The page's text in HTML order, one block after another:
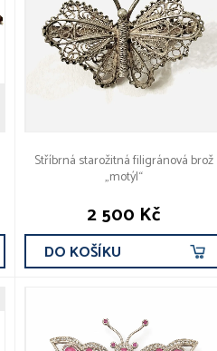
Stříbrná starožitná filigránová brož
„motýl“
2 500 Kč
DO KOŠÍKU